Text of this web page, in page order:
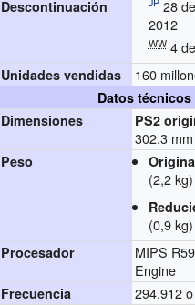
Descontinuación
28
2012
WW4
Unidades vendidas 160
Datos técnicos
Dimensiones
PS2
302.3
Peso
(2,2 kg)
(0,9 kg)
Procesador
MIPS
Engine
Frecuencia 294.912